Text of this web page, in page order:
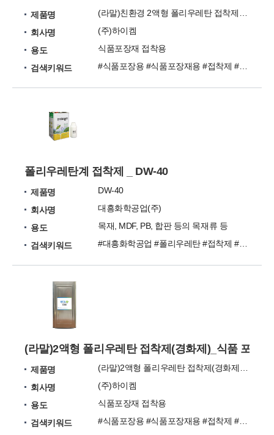
제품명
회사명
(주)하이켐
용도
식품포장재 접착용
검색키워드
#식품포장용 #식품포장재용 #접착제 #우레탄 #라미네이팅
폴리우레탄계 접착제 _ DW-40
제품명
DW-40
회사명
대흥화학공업(주)
용도
목재, MDF, PB, 합판 등의 목재류 등
검색키워드
#대흥화학공업 #폴리우레탄 #접착제 #DW-40
(라말)2액형 폴리우레탄 접착제(경화제)_식품 포장
제품명
회사명
(주)하이켐
용도
식품포장재 접착용
검색키워드
#식품포장용 #식품포장재용 #접착제 #우레탄 #라미네이팅